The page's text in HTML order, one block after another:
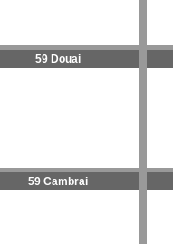
59 Douai
59 Cambrai